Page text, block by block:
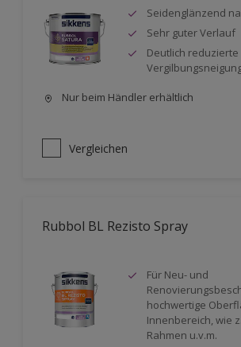
Seidenglänzend
Sehr guter Verlauf
Deutlich reduzierte
Nur beim Händler erhältlich
Vergleichen
Rubbol BL Rezisto Spray
Für Neu- und
hochwertige
Innenbereich, wie
Rahmen u.v.m.